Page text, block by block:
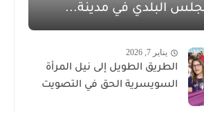
البلدي في مدينة...
يناير 7, 2026
الطريق الطويل إلى نيل المرأة
السويسرية الحق في التصويت